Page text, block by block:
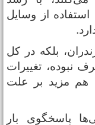
از وسایل
بلکه در کل
تغییرات
مزید بر علت
پاسخگوی بار